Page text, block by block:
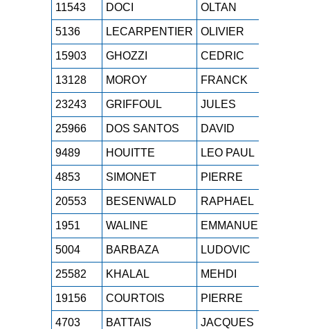
11543 DOCI OLTAN
5136 LECARPENTIER OLIVIER
15903 GHOZZI CEDRIC
13128 MOROY FRANCK
23243 GRIFFOUL JULES
25966 DOS SANTOS DAVID
9489 HOUITTE LEO PAUL
4853 SIMONET PIERRE
20553 BESENWALD RAPHAEL
1951 WALINE EMMANUELLE
5004 BARBAZA LUDOVIC
25582 KHALAL MEHDI
19156 COURTOIS PIERRE
4703 BATTAIS JACQUES